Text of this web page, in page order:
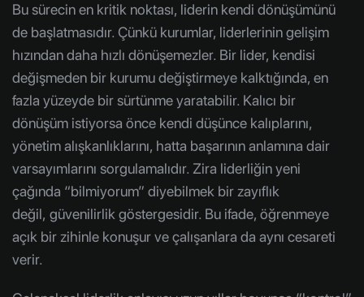
Bu sürecin en kritik noktası, liderin kendi dönüşümünü
de başlatmasıdır. Çünkü kurumlar, liderlerinin gelişim
hızından daha hızlı dönüşemezler. Bir lider, kendisi
değişmeden bir kurumu değiştirmeye kalktığında, en
fazla yüzeyde bir sürtünme yaratabilir. Kalıcı bir
dönüşüm istiyorsa önce kendi düşünce kalıplarını,
yönetim alışkanlıklarını, hatta başarının anlamına dair
varsayımlarını sorgulamalıdır. Zira liderliğin yeni
çağında “bilmiyorum” diyebilmek bir zayıflık
değil, güvenilirlik göstergesidir. Bu ifade, öğrenmeye
açık bir zihinle konuşur ve çalışanlara da aynı cesareti
verir.